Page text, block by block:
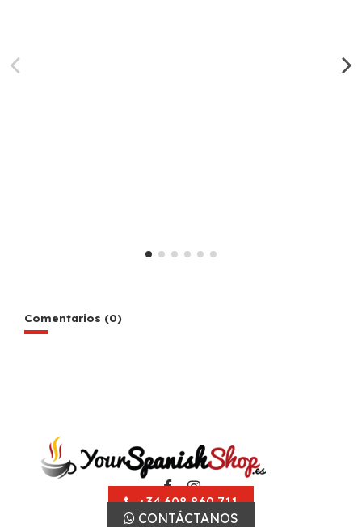
Comentarios (0)
+34 608 860 711
CONTÁCTANOS